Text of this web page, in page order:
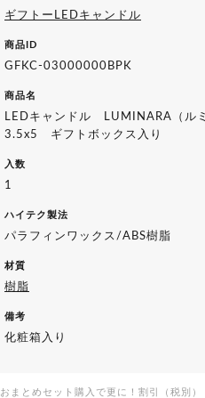
ギフトーLEDキャンドル
商品ID
GFKC-03000000BPK
商品名
LEDキャンドル LUMINARA（
3.5x5 ギフトボックス入り
入数
1
ハイテク製法
パラフィンワックス/ABS樹脂
材質
樹脂
備考
化粧箱入り
おまとめセット購入で更に！割引（税別）